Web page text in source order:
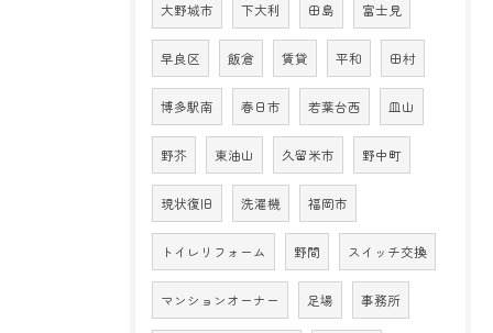
大野城市 下大利 田島 富士見
早良区 飯倉 賃貸 平和 田村
博多駅南 春日市 若葉台西 皿山
野芥 東油山 久留米市 野中町
現状復旧 洗濯機 福岡市
トイレリフォーム 野間 スイッチ交換
マンションオーナー 足場 事務所